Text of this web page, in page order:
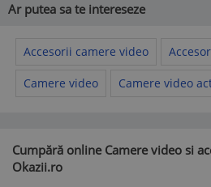
Ar putea sa te intereseze
Accesorii camere video
Camere video Camere video
Cumpără online Camere video si
Okazii.ro